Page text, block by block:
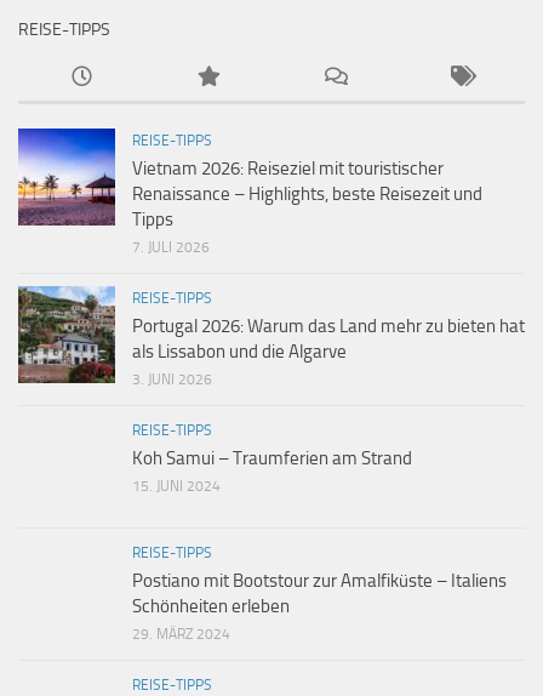
REISE-TIPPS
REISE-TIPPS
Vietnam 2026: Reiseziel mit touristischer
Renaissance – Highlights, beste Reisezeit und
Tipps
7. JULI 2026
REISE-TIPPS
Portugal 2026: Warum das Land mehr zu bieten hat
als Lissabon und die Algarve
3. JUNI 2026
REISE-TIPPS
Koh Samui – Traumferien am Strand
15. JUNI 2024
REISE-TIPPS
Postiano mit Bootstour zur Amalfiküste – Italiens
Schönheiten erleben
29. MÄRZ 2024
REISE-TIPPS